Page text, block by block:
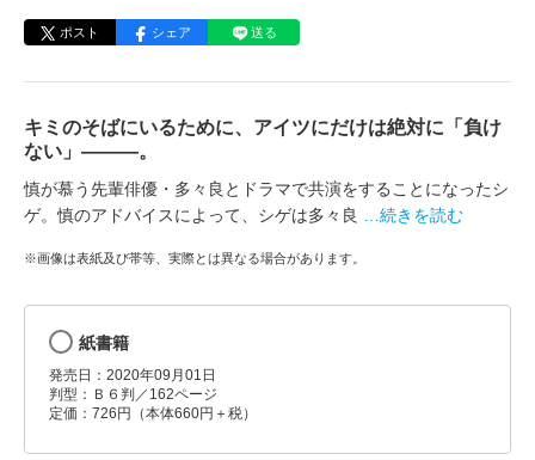
ポスト シェア 送る
キミのそばにいるために、アイツにだけは絶対に「負け
ない」―――。
慎が慕う先輩俳優・多々良とドラマで共演をすることになったシ
ゲ。慎のアドバイスによって、シゲは多々良
…続きを読む
※画像は表紙及び帯等、実際とは異なる場合があります。
紙書籍
発売日：2020年09月01日
判型：Ｂ６判／162ページ
定価：726円（本体660円＋税）